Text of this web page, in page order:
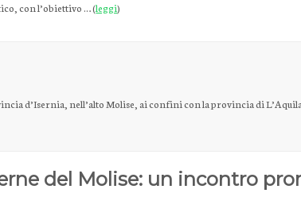
con l’obiettivo … (leggi)
d’Isernia, nell’alto Molise, ai confini con la provincia di
del Molise: un incontro